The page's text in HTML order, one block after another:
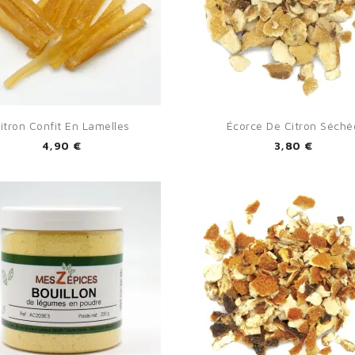
 Aperçu rapide
Confit En Lamelles
4,90 €
Aperçu rapide
Écorce De Citron
3,80 €